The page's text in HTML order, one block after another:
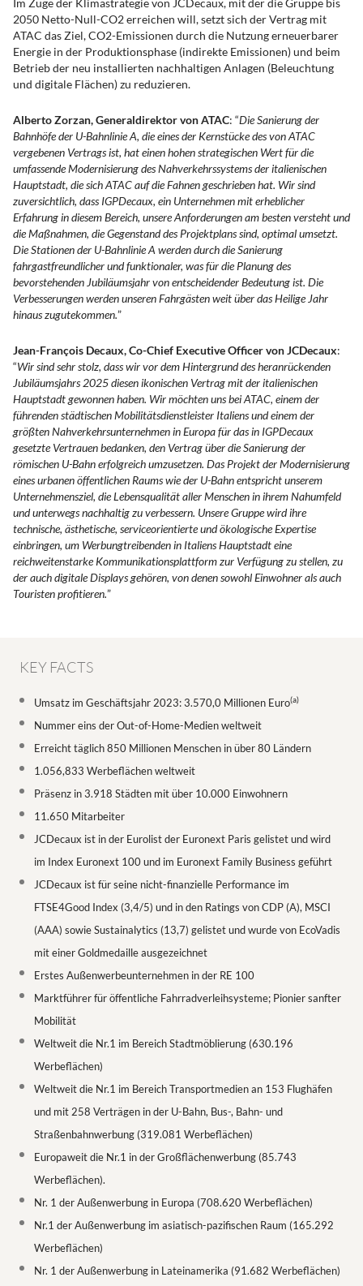
Im Zuge der Klimastrategie von JCDecaux, mit der die Gruppe bis
2050 Netto-Null-CO2 erreichen will, setzt sich der Vertrag mit
ATAC das Ziel, CO2-Emissionen durch die Nutzung erneuerbarer
Energie in der Produktionsphase (indirekte Emissionen) und beim
Betrieb der neu installierten nachhaltigen Anlagen (Beleuchtung
und digitale Flächen) zu reduzieren.
Alberto Zorzan, Generaldirektor von ATAC: “Die Sanierung der
Bahnhöfe der U-Bahnlinie A, die eines der Kernstücke des von ATAC
vergebenen Vertrags ist, hat einen hohen strategischen Wert für die
umfassende Modernisierung des Nahverkehrssystems der italienischen
Hauptstadt, die sich ATAC auf die Fahnen geschrieben hat. Wir sind
zuversichtlich, dass IGPDecaux, ein Unternehmen mit erheblicher
Erfahrung in diesem Bereich, unsere Anforderungen am besten versteht und
die Maßnahmen, die Gegenstand des Projektplans sind, optimal umsetzt.
Die Stationen der U-Bahnlinie A werden durch die Sanierung
fahrgastfreundlicher und funktionaler, was für die Planung des
bevorstehenden Jubiläumsjahr von entscheidender Bedeutung ist. Die
Verbesserungen werden unseren Fahrgästen weit über das Heilige Jahr
hinaus zugutekommen.”
Jean-François Decaux, Co-Chief Executive Officer von JCDecaux:
“Wir sind sehr stolz, dass wir vor dem Hintergrund des heranrückenden
Jubiläumsjahrs 2025 diesen ikonischen Vertrag mit der italienischen
Hauptstadt gewonnen haben. Wir möchten uns bei ATAC, einem der
führenden städtischen Mobilitätsdienstleister Italiens und einem der
größten Nahverkehrsunternehmen in Europa für das in IGPDecaux
gesetzte Vertrauen bedanken, den Vertrag über die Sanierung der
römischen U-Bahn erfolgreich umzusetzen. Das Projekt der Modernisierung
eines urbanen öffentlichen Raums wie der U-Bahn entspricht unserem
Unternehmensziel, die Lebensqualität aller Menschen in ihrem Nahumfeld
und unterwegs nachhaltig zu verbessern. Unsere Gruppe wird ihre
technische, ästhetische, serviceorientierte und ökologische Expertise
einbringen, um Werbungtreibenden in Italiens Hauptstadt eine
reichweitenstarke Kommunikationsplattform zur Verfügung zu stellen, zu
der auch digitale Displays gehören, von denen sowohl Einwohner als auch
Touristen profitieren.”
KEY FACTS
Umsatz im Geschäftsjahr 2023: 3.570,0 Millionen Euro(a)
Nummer eins der Out-of-Home-Medien weltweit
Erreicht täglich 850 Millionen Menschen in über 80 Ländern
1.056,833 Werbeflächen weltweit
Präsenz in 3.918 Städten mit über 10.000 Einwohnern
11.650 Mitarbeiter
JCDecaux ist in der Eurolist der Euronext Paris gelistet und wird
im Index Euronext 100 und im Euronext Family Business geführt
JCDecaux ist für seine nicht-finanzielle Performance im
FTSE4Good Index (3,4/5) und in den Ratings von CDP (A), MSCI
(AAA) sowie Sustainalytics (13,7) gelistet und wurde von EcoVadis
mit einer Goldmedaille ausgezeichnet
Erstes Außenwerbeunternehmen in der RE 100
Marktführer für öffentliche Fahrradverleihsysteme; Pionier sanfter
Mobilität
Weltweit die Nr.1 im Bereich Stadtmöblierung (630.196
Werbeflächen)
Weltweit die Nr.1 im Bereich Transportmedien an 153 Flughäfen
und mit 258 Verträgen in der U-Bahn, Bus-, Bahn- und
Straßenbahnwerbung (319.081 Werbeflächen)
Europaweit die Nr.1 in der Großflächenwerbung (85.743
Werbeflächen).
Nr. 1 der Außenwerbung in Europa (708.620 Werbeflächen)
Nr.1 der Außenwerbung im asiatisch-pazifischen Raum (165.292
Werbeflächen)
Nr. 1 der Außenwerbung in Lateinamerika (91.682 Werbeflächen)